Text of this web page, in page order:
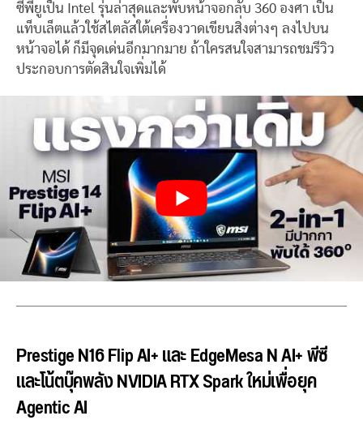
ซีพียูเป็น Intel รุ่นล่าสุดและพับหน้าจอกลับ 360 องศา เป็น
แท็บเล็ตแล้วใช้สไตลัสใต้เครื่องวาดเขียนสิ่งต่างๆ ลงไปบน
หน้าจอได้ ก็มีจุดเด่นอีกมากมาย ถ้าใครสนใจสามารถชมรีวิว
ประกอบการตัดสินใจเพิ่มได้
Prestige N16 Flip AI+ และ EdgeMesa N AI+ พีซี
และโน้ตบุ๊คพลัง NVIDIA RTX Spark ใหม่เพื่อยุค
Agentic AI